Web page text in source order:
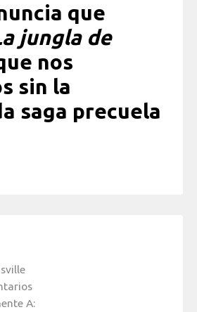
que
jungla de
nos
sin la
saga precuela
A: